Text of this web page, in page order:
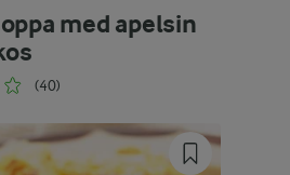
med apelsin
(40)